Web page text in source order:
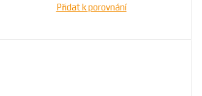
Přidat k porovnání